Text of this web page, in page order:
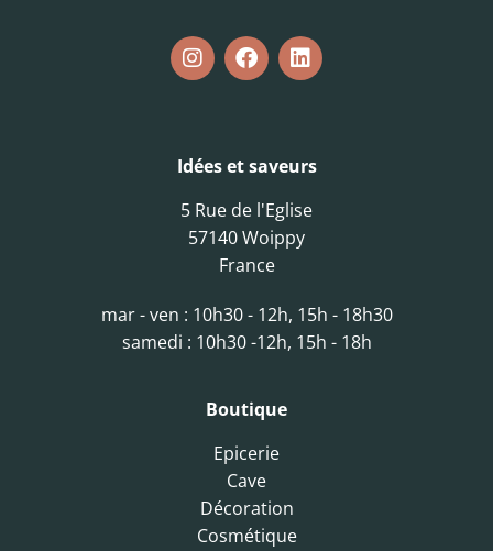
Idées et saveurs
5 Rue de l'Eglise
57140 Woippy
France
mar - ven : 10h30 - 12h, 15h - 18h30
samedi : 10h30 -12h, 15h - 18h
Boutique
Epicerie
Cave
Décoration
Cosmétique